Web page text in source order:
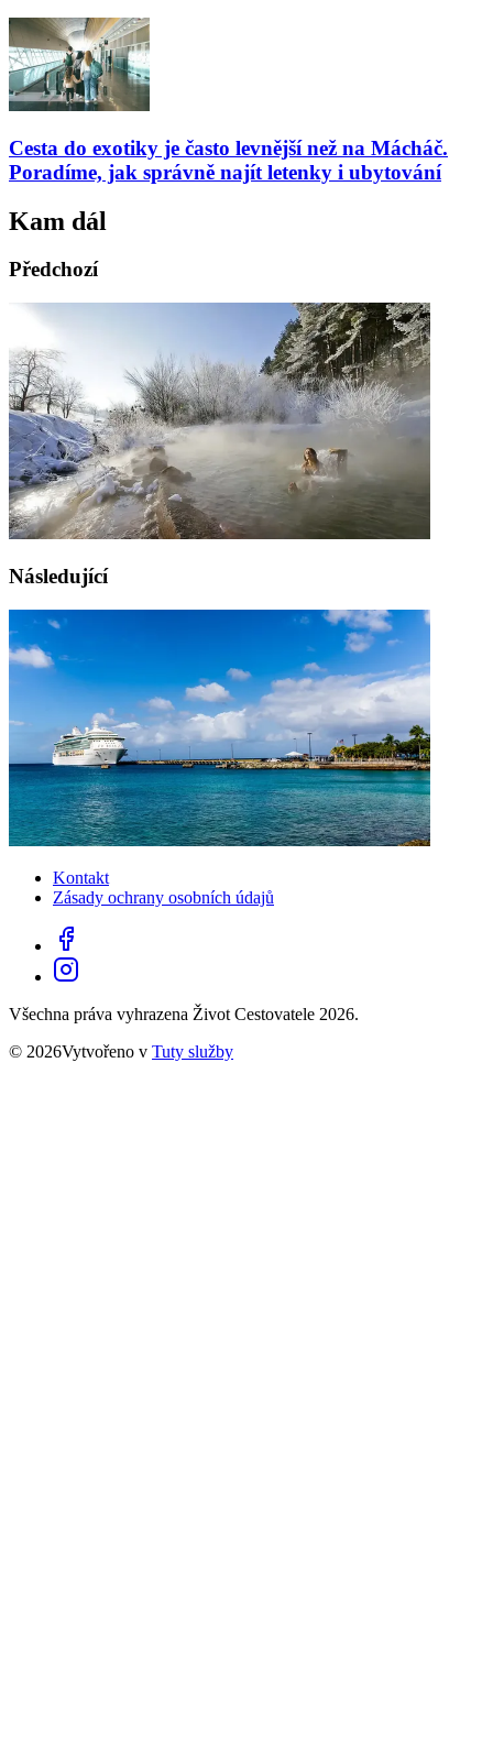
Cesta do exotiky je často levnější než na Mácháč.
Poradíme, jak správně najít letenky i ubytování
Kam dál
Předchozí
Následující
Kontakt
Zásady ochrany osobních údajů
Všechna práva vyhrazena Život Cestovatele 2026.
© 2026Vytvořeno v Tuty služby